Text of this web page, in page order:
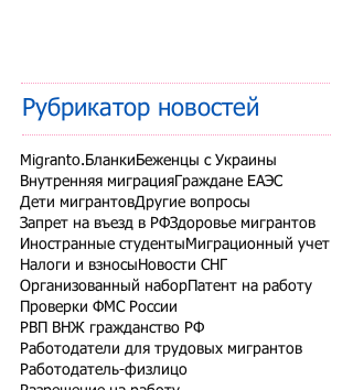
Рубрикатор новостей
Migranto.Бланки Беженцы с Украины
Внутренняя миграция Граждане ЕАЭС
Дети мигрантовДругие вопросы
Запрет на въезд в РФЗдоровье мигрантов
Иностранные студенты Миграционный учет
Налоги и взносы Новости СНГ
Организованный набор Патент на работу
Проверки ФМС России
РВП ВНЖ гражданство РФ
Работодатели для трудовых мигрантов
Работодатель-физлицо